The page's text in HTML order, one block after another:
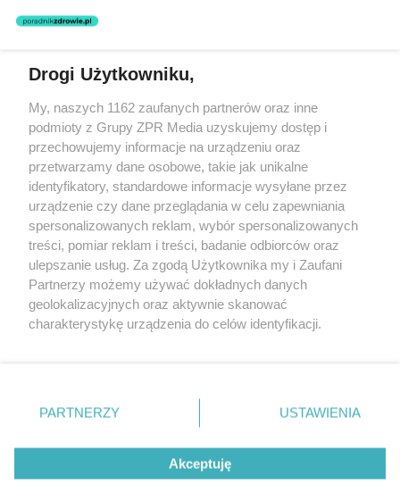
nie prowadzi działalności leczniczej polegającej na udzielaniu
świadczeń zdrowotnych w rozumieniu art. 3 ust 1 ustawy o
Żaden utwór zamieszczony w serwisie nie może być powielany i
rozpowszechniany lub dalej rozpowszechniany w jakikolwiek sposób
(w tym także elektroniczny lub mechaniczny) na jakimkolwiek polu
eksploatacji w jakiejkolwiek formie, włącznie z umieszczaniem w
Internecie bez pisemnej zgody właściciela praw. Jakiekolwiek użycie
lub wykorzystanie utworów w całości lub w części z naruszeniem
prawa, tzn. bez właściwej zgody, jest zabronione pod groźbą kary i
może być ścigane prawnie.
O nas
Nasze serwisy
Drogi Użytkowniku,
My, naszych 1162 zaufanych partnerów oraz inne
podmioty z Grupy ZPR Media uzyskujemy dostęp i
przechowujemy informacje na urządzeniu oraz
przetwarzamy dane osobowe, takie jak unikalne
identyfikatory, standardowe informacje wysyłane przez
urządzenie czy dane przeglądania w celu zapewniania
spersonalizowanych reklam, wybór spersonalizowanych
treści, pomiar reklam i treści, badanie odbiorców oraz
ulepszanie usług. Za zgodą Użytkownika my i Zaufani
Partnerzy możemy używać dokładnych danych
geolokalizacyjnych oraz aktywnie skanować
charakterystykę urządzenia do celów identyfikacji.
zmienić/wycofać klikając przycisk ustawień prywatności
znajdujący się w lewym dolnym rogu strony
rodzaje przetwarzania danych nie wymagają zgody
użytkownika, ale masz prawo sprzeciwić się takiemu
PARTNERZY USTAWIENIA
Akceptuję